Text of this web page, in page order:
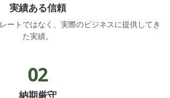
実績ある信頼
ートではなく、実際のビジネスに提供してき
た実績。
02
納期厳守